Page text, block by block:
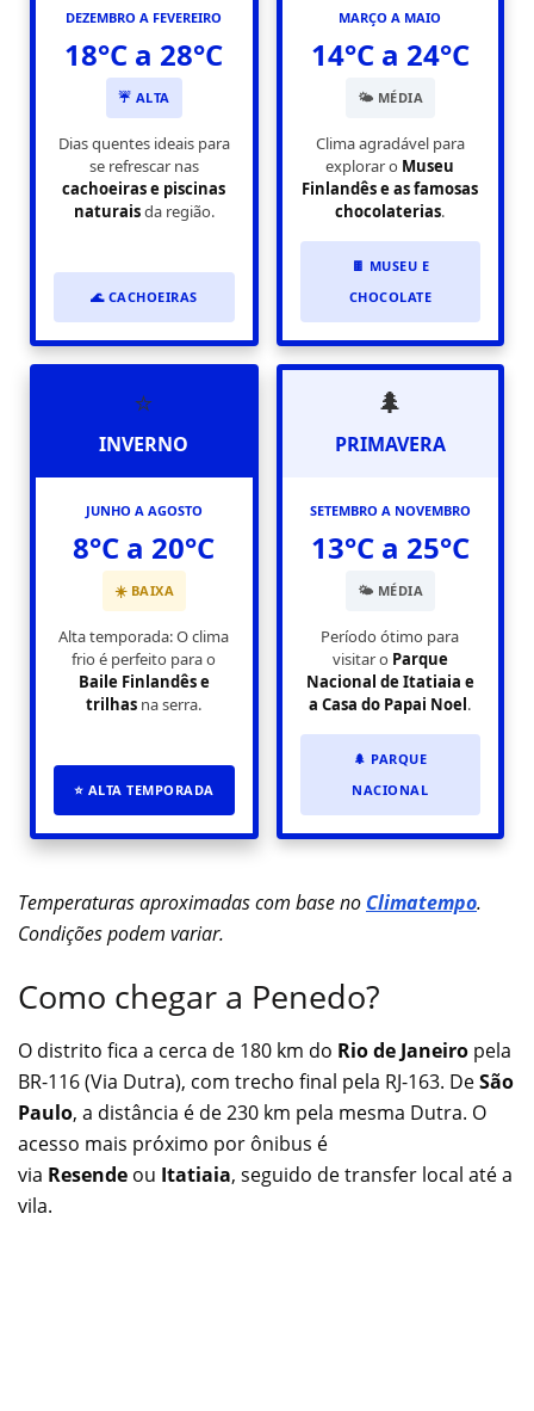
DEZEMBRO A FEVEREIRO
18°C a 28°C
☔ ALTA
Dias quentes ideais para
se refrescar nas
cachoeiras e piscinas
naturaisda região.
🌊 CACHOEIRAS
MARÇO A MAIO
14°C a 24°C
🌤️ MÉDIA
Clima agradável para
explorar o Museu
Finlandês e as famosas
chocolaterias.
🍫 MUSEU E
CHOCOLATE
⭐
INVERNO
JUNHO A AGOSTO
8°C a 20°C
☀️ BAIXA
Alta temporada: O clima
frio é perfeito para o
Baile Finlandês e
trilhas na serra.
⭐ ALTA TEMPORADA
🌲
PRIMAVERA
SETEMBRO A NOVEMBRO
13°C a 25°C
🌤️ MÉDIA
Período ótimo para
visitar o Parque
Nacional de Itatiaia e
a Casa do Papai Noel.
🌲 PARQUE
NACIONAL
Temperaturas aproximadas com base no Climatempo.
Condições podem variar.
Como chegar a Penedo?
O distrito fica a cerca de 180 km do Rio de Janeiro pela
BR-116 (Via Dutra), com trecho final pela RJ-163. DeSão
Paulo, a distância é de 230 km pela mesma Dutra. O
acesso mais próximo por ônibus é
via Resende ou Itatiaia, seguido de transfer local até a
vila.